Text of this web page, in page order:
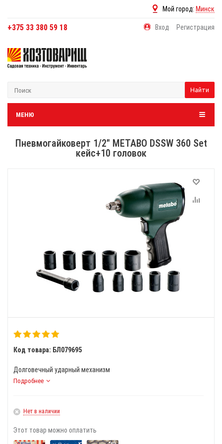
Мой город: Минск
+375 33 380 59 18 Вход Регистрация
Найти
МЕНЮ
Пневмогайковерт 1/2" METABO DSSW 360 Set
кейс+10 головок
Код товара: БЛ079695
Долговечный ударный механизм
Подробнее
Нет в наличии
Этот товар можно оплатить